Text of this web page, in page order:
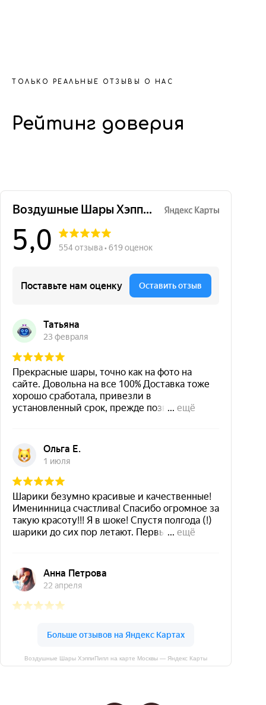
ТОЛЬКО РЕАЛЬНЫЕ ОТЗЫВЫ О НАС
Рейтинг доверия
Воздушные Шары ХэппиПипл на карте Москвы — Яндекс Карты